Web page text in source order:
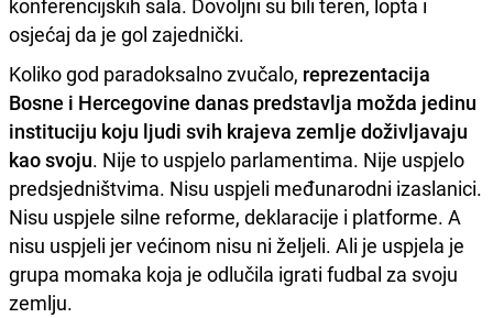
konferencijskih sala. Dovoljni su bili teren, lopta i
osjećaj da je gol zajednički.
Koliko god paradoksalno zvučalo, reprezentacija
Bosne i Hercegovine danas predstavlja možda jedinu
instituciju koju ljudi svih krajeva zemlje doživljavaju
kao svoju. Nije to uspjelo parlamentima. Nije uspjelo
predsjedništvima. Nisu uspjeli međunarodni izaslanici.
Nisu uspjele silne reforme, deklaracije i platforme. A
nisu uspjeli jer većinom nisu ni željeli. Ali je uspjela je
grupa momaka koja je odlučila igrati fudbal za svoju
zemlju.